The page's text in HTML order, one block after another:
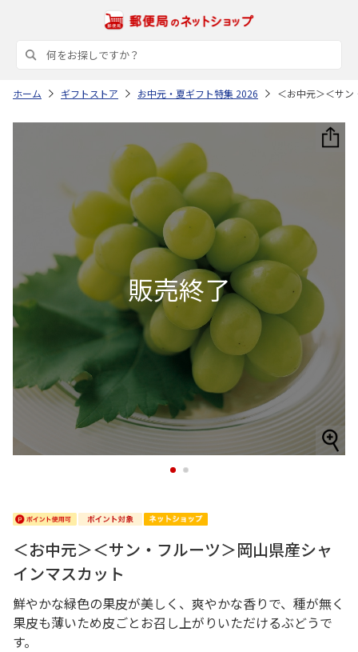
ホーム ギフトストア お中元・夏ギフト特集 2026 ＜お中元＞＜サ
1 2
＜お中元＞＜サン・フルーツ＞岡山県産シャ
インマスカット
鮮やかな緑色の果皮が美しく、爽やかな香りで、種が無く
果皮も薄いため皮ごとお召し上がりいただけるぶどうで
す。